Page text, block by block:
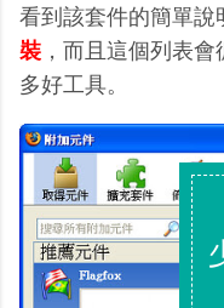
看到該套件的簡單說
裝 ，而且這個列表
多好工具。